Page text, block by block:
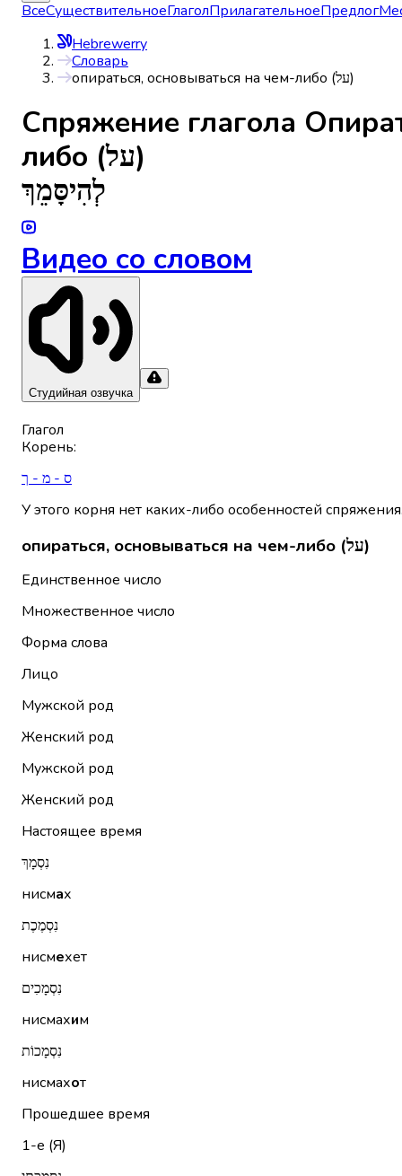
ВсеСуществительноеГлаголПрилагательноеПредлог
Hebrewerry
Словарь
опираться, основываться на чем-либо (על)
Спряжениe глагола
либо (על)
לְהִיסָּמֵךְ
Видео со словом
Студийная озвучка
Глагол
Корень:
ס - מ - ך
У этого корня нет каких-либо особенностей
опираться, основываться на чем-либо (על)
Единственное число
Множественное число
Форма слова
Лицо
Мужской род
Женский род
Мужской род
Женский род
Настоящее время
נִסְמָךְ
нисмах
נִסְמֶכֶת
нисмехет
נִסְמָכִים
нисмахим
נִסְמָכוֹת
нисмахот
Прошедшее время
1-е (Я)